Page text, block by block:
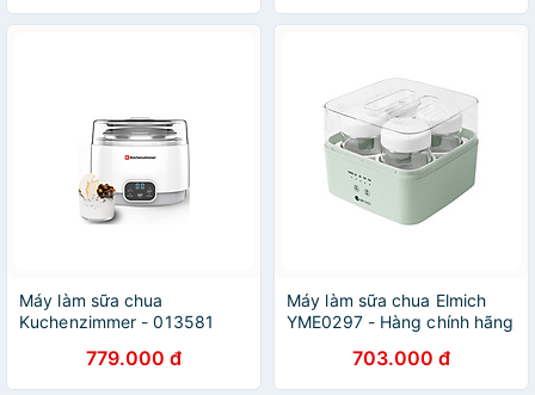
Máy làm sữa chua
Kuchenzimmer - 013581
779.000 đ
Máy làm sữa chua Elmich
YME0297 - Hàng chính hãng
703.000 đ